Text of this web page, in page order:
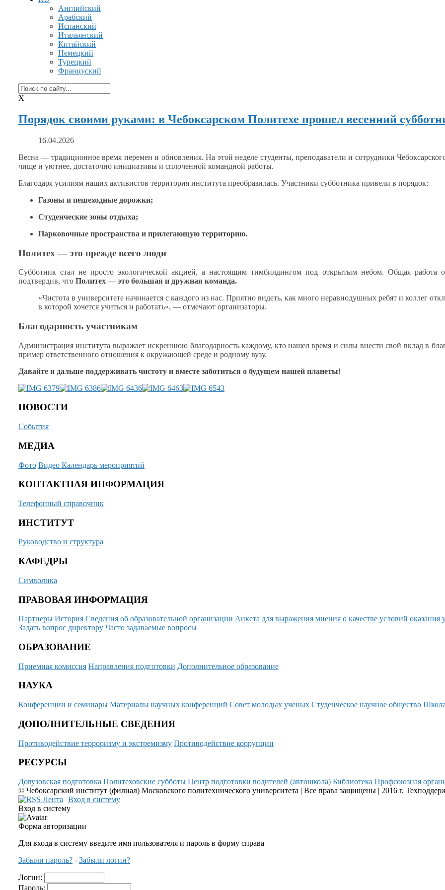
Английский
Арабский
Испанский
Итальянский
Китайский
Немецкий
Турецкий
Француский
X
Порядок своими руками: в Чебоксарском Политехе прошел весенний
16.04.2026
Весна — традиционное время перемени обновления. На этой неделе студенты, преподавателии сотрудники
чище и уютнее, достаточно инициативы и сплоченной командной работы.
Благодаря усилиям наших активистов территория института преобразилась. Участники субботника привели в порядок:
Газоны и пешеходные дорожки;
Студенческие зоны отдыха;
Парковочные пространства и прилегающую территорию.
Политех — это прежде всего люди
Субботник сталне просто экологической акцией,а настоящим тимбилдингом под открытым небом. Общая работа
подтвердив, что Политех — это большая и дружная команда.
«Чистота в университете начинается с каждого из нас. Приятно видеть, как много неравнодушных ребят и коллег
в которой хочется учиться и работать», — отмечают организаторы.
Благодарность участникам
Администрация института выражает искреннюю благодарность каждому, кто нашел время и силы внести свой вкладв
пример ответственного отношения к окружающей среде и родному вузу.
Давайте и дальше поддерживать чистоту и вместе заботиться о будущем нашей планеты!
НОВОСТИ
События
МЕДИА
Фото Видео Календарь мероприятий
КОНТАКТНАЯ ИНФОРМАЦИЯ
Телефонный справочник
ИНСТИТУТ
Руководство и структура
КАФЕДРЫ
Символика
ПРАВОВАЯ ИНФОРМАЦИЯ
Партнеры История Сведения об образовательной организации Анкета для выражения мнения о качестве условий оказания
Задать вопрос директору Часто задаваемые вопросы
ОБРАЗОВАНИЕ
Приемная комиссия Направления подготовки Дополнительное образование
НАУКА
Конференции и семинары Материалы научных конференций Совет молодых ученых Студенческое научное общество
ДОПОЛНИТЕЛЬНЫЕ СВЕДЕНИЯ
Противодействие терроризму и экстремизму Противодействие коррупции
РЕСУРСЫ
Довузовская подготовка Политеховские субботы Центр подготовки водителей (автошкола) Библиотека Профсоюзная
© Чебоксарский институт (филиал) Московского политехнического университета | Все права защищены | 2016 г.
Вход в систему
Вход в систему
Форма авторизации
Для входа в систему введите имя пользователя и пароль в форму справа
Забыли пароль? - Забыли логин?
Логин:
Пароль: